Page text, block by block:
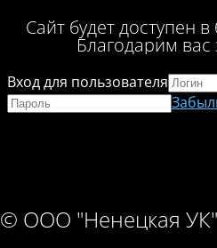
Сайт будет доступен
Благодарим вас
© ООО "Ненецкая
Вход для пользователя